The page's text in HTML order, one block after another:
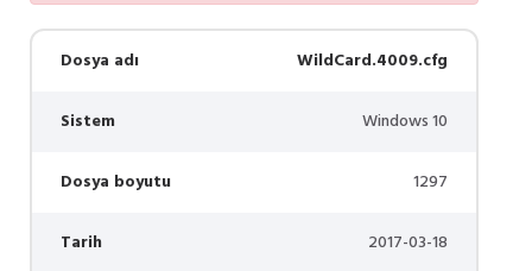
Dosya adı WildCard.4009.cfg
Sistem Windows 10
Dosya boyutu 1297
Tarih 2017-03-18